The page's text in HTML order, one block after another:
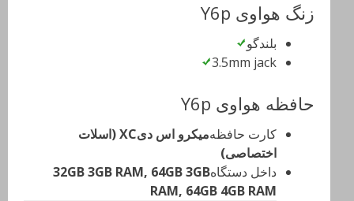
زنگ هواوی Y6p
بلندگو
3.5mm jack
حافظه هواوی Y6p
کارت حافظه
میکرو اس دیXC (اسلات
اختصاصی)
داخل دستگاه32GB 3GB RAM, 64GB 3GB
RAM, 64GB 4GB RAM